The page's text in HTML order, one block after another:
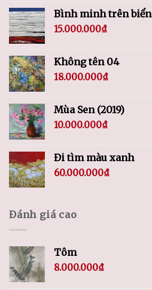
Bình minh trên biển
15.000.000₫
Không tên 04
18.000.000₫
Mùa Sen (2019)
10.000.000₫
Đi tìm màu xanh
60.000.000₫
Đánh giá cao
Tôm
8.000.000₫